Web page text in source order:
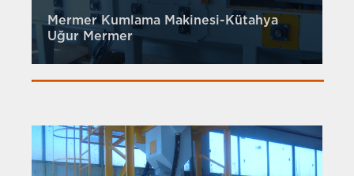
Mermer Kumlama Makinesi-Kütahya
Uğur Mermer